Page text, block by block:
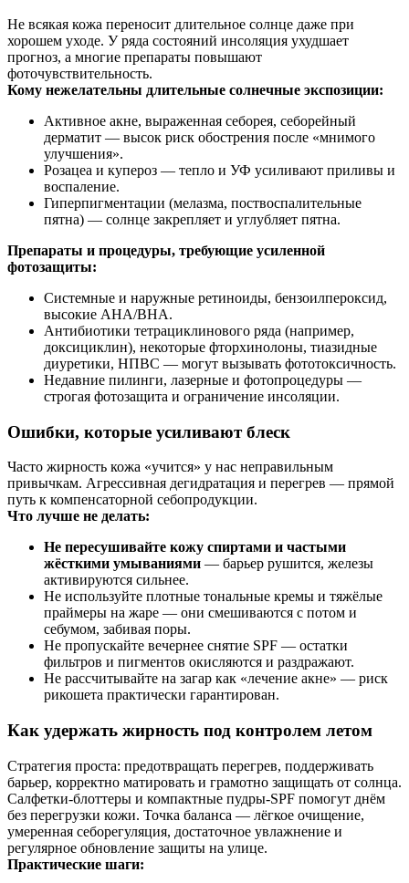
Не всякая кожа переносит длительное солнце даже при
хорошем уходе. У ряда состояний инсоляция ухудшает
прогноз, а многие препараты повышают
фоточувствительность.
Кому нежелательны длительные солнечные экспозиции:
Активное акне, выраженная себорея, себорейный
дерматит — высок риск обострения после «мнимого
улучшения».
Розацеа и купероз — тепло и УФ усиливают приливы и
воспаление.
Гиперпигментации (мелазма, поствоспалительные
пятна) — солнце закрепляет и углубляет пятна.
Препараты и процедуры, требующие усиленной
фотозащиты:
Системные и наружные ретиноиды, бензоилпероксид,
высокие AHA/BHA.
Антибиотики тетрациклинового ряда (например,
доксициклин), некоторые фторхинолоны, тиазидные
диуретики, НПВС — могут вызывать фототоксичность.
Недавние пилинги, лазерные и фотопроцедуры —
строгая фотозащита и ограничение инсоляции.
Ошибки, которые усиливают блеск
Часто жирность кожа «учится» у нас неправильным
привычкам. Агрессивная дегидратация и перегрев — прямой
путь к компенсаторной себопродукции.
Что лучше не делать:
Не пересушивайте кожу спиртами и частыми
жёсткими умываниями — барьер рушится, железы
активируются сильнее.
Не используйте плотные тональные кремы и тяжёлые
праймеры на жаре — они смешиваются с потом и
себумом, забивая поры.
Не пропускайте вечернее снятие SPF — остатки
фильтров и пигментов окисляются и раздражают.
Не рассчитывайте на загар как «лечение акне» — риск
рикошета практически гарантирован.
Как удержать жирность под контролем летом
Стратегия проста: предотвращать перегрев, поддерживать
барьер, корректно матировать и грамотно защищать от солнца.
Салфетки‑блоттеры и компактные пудры‑SPF помогут днём
без перегрузки кожи. Точка баланса — лёгкое очищение,
умеренная себорегуляция, достаточное увлажнение и
регулярное обновление защиты на улице.
Практические шаги: